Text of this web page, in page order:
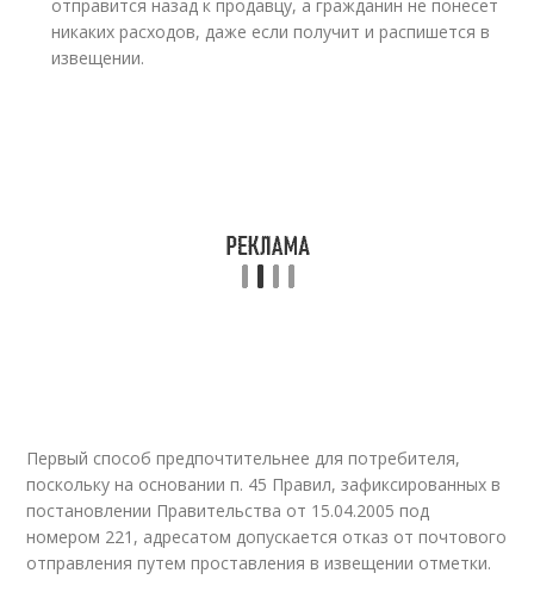
отправится назад к продавцу, а гражданин не понесет
никаких расходов, даже если получит и распишется в
извещении.
Первый способ предпочтительнее для потребителя,
поскольку на основании п. 45 Правил, зафиксированных в
постановлении Правительства от 15.04.2005 под
номером 221, адресатом допускается отказ от почтового
отправления путем проставления в извещении отметки.